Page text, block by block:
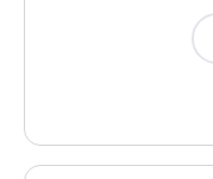
は諦めた。また、料